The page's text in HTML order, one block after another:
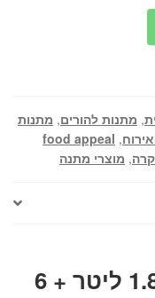
, מתנות להורים, מתנות
,
food appeal
, מוצרי מתנה
סט לשתייה קרה קנקן 1.8 ליטר + 6